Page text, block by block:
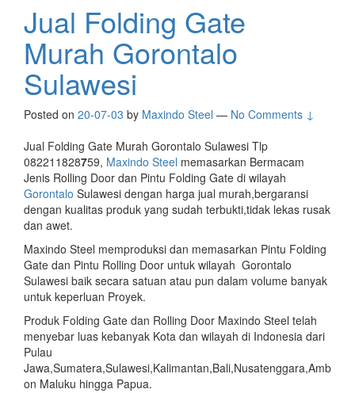
Jual Folding Gate
Murah Gorontalo
Sulawesi
Posted on 20-07-03 by Maxindo Steel — No Comments ↓
Jual Folding Gate Murah Gorontalo Sulawesi Tlp
082211828759, Maxindo Steel memasarkan Bermacam
Jenis Rolling Door dan Pintu Folding Gate di wilayah
Gorontalo Sulawesi dengan harga jual murah,bergaransi
dengan kualitas produk yang sudah terbukti,tidak lekas rusak
dan awet.
Maxindo Steel memproduksi dan memasarkan Pintu Folding
Gate dan Pintu Rolling Door untuk wilayah Gorontalo
Sulawesi baik secara satuan atau pun dalam volume banyak
untuk keperluan Proyek.
Produk Folding Gate dan Rolling Door Maxindo Steel telah
menyebar luas kebanyak Kota dan wilayah di Indonesia dari
Pulau
Jawa,Sumatera,Sulawesi,Kalimantan,Bali,Nusatenggara,Amb
on Maluku hingga Papua.